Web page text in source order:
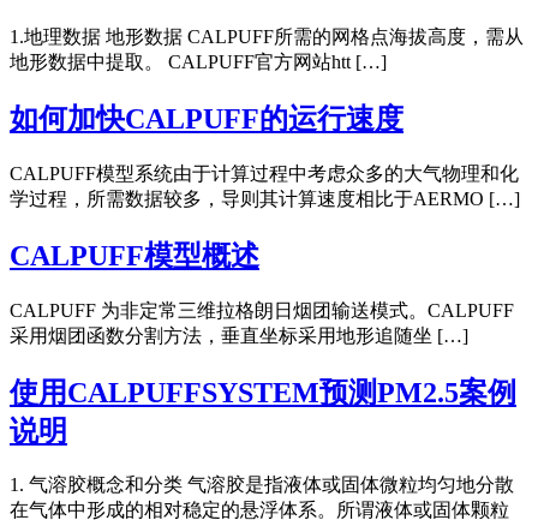
1.地理数据 地形数据 CALPUFF所需的网格点海拔高度，需从
地形数据中提取。 CALPUFF官方网站htt […]
如何加快CALPUFF的运行速度
CALPUFF模型系统由于计算过程中考虑众多的大气物理和化
学过程，所需数据较多，导则其计算速度相比于AERMO […]
CALPUFF模型概述
CALPUFF 为非定常三维拉格朗日烟团输送模式。CALPUFF
采用烟团函数分割方法，垂直坐标采用地形追随坐 […]
使用CALPUFFSYSTEM预测PM2.5案例
说明
1. 气溶胶概念和分类 气溶胶是指液体或固体微粒均匀地分散
在气体中形成的相对稳定的悬浮体系。所谓液体或固体颗粒